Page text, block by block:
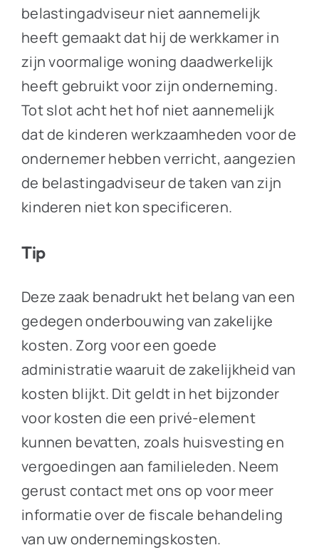
belastingadviseur niet aannemelijk
heeft gemaakt dat hij de werkkamer in
zijn voormalige woning daadwerkelijk
heeft gebruikt voor zijn onderneming.
Tot slot acht het hof niet aannemelijk
dat de kinderen werkzaamheden voor de
ondernemer hebben verricht, aangezien
de belastingadviseur de taken van zijn
kinderen niet kon specificeren.
Tip
Deze zaak benadrukt het belang van een
gedegen onderbouwing van zakelijke
kosten. Zorg voor een goede
administratie waaruit de zakelijkheid van
kosten blijkt. Dit geldt in het bijzonder
voor kosten die een privé-element
kunnen bevatten, zoals huisvesting en
vergoedingen aan familieleden. Neem
gerust contact met ons op voor meer
informatie over de fiscale behandeling
van uw ondernemingskosten.